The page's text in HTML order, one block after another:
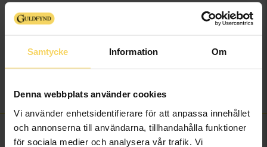
Samtycke Information Om
Denna webbplats använder cookies
Vi använder enhetsidentifierare för att anpassa innehållet
och annonserna till användarna, tillhandahålla funktioner
för sociala medier och analysera vår trafik. Vi
Bredd ca (mm)
Längd ca (cm)
Material
Guld
Vikt ca (gram)
0,50
FINNS OCKSÅ SOM